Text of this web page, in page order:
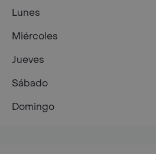
Lunes
Miércoles
Jueves
Sábado
Domingo